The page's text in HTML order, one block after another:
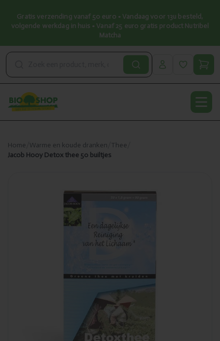
Gratis verzending vanaf 50 euro • Vandaag voor 13u besteld,
volgende werkdag in huis • Vanaf 25 euro gratis product Nutribel
Matcha
Home Warme en koude dranken Thee
Jacob Hooy Detox thee 50 builtjes